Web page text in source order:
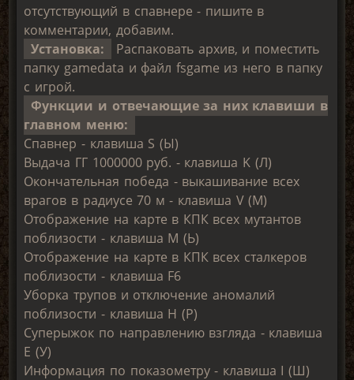
отсутствующий в спавнере - пишите в
комментарии, добавим.
Установка:
Распаковать архив, и поместить
папку gamedata и файл fsgame из него в папку
с игрой.
Функции и отвечающие за них клавиши в
главном меню:
Спавнер - клавиша S (Ы)
Выдача ГГ 1000000 руб. - клавиша K (Л)
Окончательная победа - выкашивание всех
врагов в радиусе 70 м - клавиша V (М)
Отображение на карте в КПК всех мутантов
поблизости - клавиша M (Ь)
Отображение на карте в КПК всех сталкеров
поблизости - клавиша F6
Уборка трупов и отключение аномалий
поблизости - клавиша H (Р)
Суперыжок по направлению взгляда - клавиша
E (У)
Информация по показометру - клавиша I (Ш)